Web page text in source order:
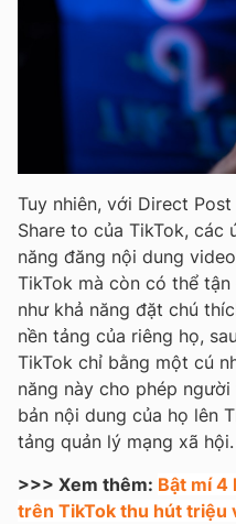
Tuy nhiên, với Direct
Share to của TikTok, các
năng đăng nội dung
TikTok mà còn có thể
như khả năng đặt chú
nền tảng của riêng họ,
TikTok chỉ bằng một cú
năng này cho phép
bản nội dung của họ lên
tảng quản lý mạng xã hội.
>>> Xem thêm: Bật mí 4
trên TikTok thu hút triệu